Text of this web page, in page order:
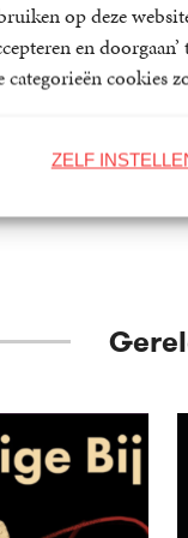
op deze
en
categorieën cookies
ZELF